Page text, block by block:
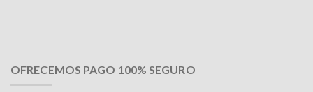
OFRECEMOS PAGO 100% SEGURO